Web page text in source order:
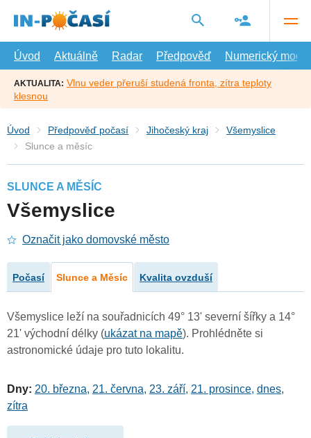
hlavní
Úvod
Aktuálně Radar Předpověď Numerický model
AKTUALITA: Vlnu veder přeruší studená fronta, zítra teploty
klesnou
Úvod Předpověď počasí Jihočeský kraj
Všemyslice
Slunce a měsíc
SLUNCE A MĚSÍC
Všemyslice
Označit jako domovské město
Počasí Slunce a Měsíc Kvalita ovzduší
Všemyslice leží na souřadnicích 49° 13' severní šířky a 14°
21' východní délky (ukázat na mapě). Prohlédněte si
astronomické údaje pro tuto lokalitu.
Dny: 20. března, 21. června, 23. září, 21. prosince, dnes,
zítra